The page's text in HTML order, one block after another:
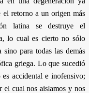
retorno a un origen más
latina se destruye el
lo cual es cierto no sólo
para todas las demás
griega. Lo que sucedió
accidental e inofensivo;
el cual nos aislamos y nos